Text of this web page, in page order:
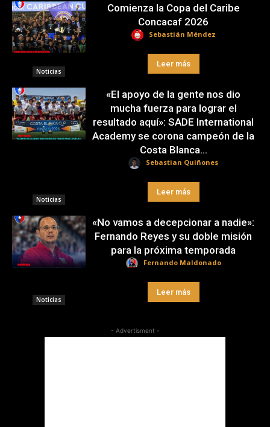
Noticias
Comienza la Copa del Caribe
Concacaf 2026
Sebastián Méndez
Leer más
Noticias
«El apoyo de la gente nos dio
mucha fuerza para lograr el
resultado aquí»: SADE International
Academy se corona campeón de la
Costa Blanca...
Sebastian Quiñones
Leer más
Noticias
«No vamos a decepcionar a nadie»:
Fernando Reyes y su doble misión
para la próxima temporada
Fernando Maldonado
Leer más
- Advertisment -